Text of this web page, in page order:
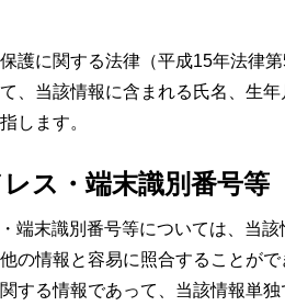
護に関する法律（平成15年法律
、当該情報に含まれる氏名、生
します。
ス・端末識別番号等
端末識別番号等については、当
の情報と容易に照合することが
する情報であって、当該情報単